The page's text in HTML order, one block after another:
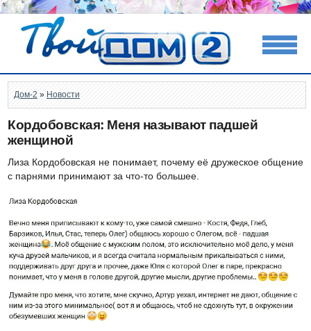
Дом-2 » Новости
Кордобовская: Меня называют падшей
женщиной
Лиза Кордобовская не понимает, почему её дружеское общение
с парнями принимают за что-то большее.